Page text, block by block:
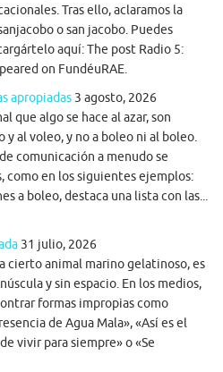
Tras ello, aclaramos la
o san jacobo. Puedes
aquí: The post Radio 5:
on FundéuRAE.
apropiadas 3 agosto, 2026
que algo se hace al azar, son
y al voleo, y no a boleo ni al boleo.
comunicación a menudo se
como en los siguientes ejemplos:
a boleo, destaca una lista con las...
31 julio, 2026
cierto animal marino gelatinoso, es
y sin espacio. En los medios,
formas impropias como
de Agua Mala», «Así es el
vivir para siempre» o «Se